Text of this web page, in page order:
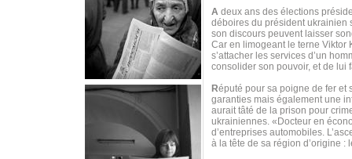
A deux ans des élections
déboires du président ukrainien
son discours peuvent laisser
Car en limogeant le terne Viktor
s’attacher les services d’un
consolider son pouvoir, et de lui
Réputé pour sa poigne de fer et
garanties mais également une
aurait tâté de la prison pour
ukrainiennes. «Docteur en
d’entreprises automobiles.
à la tête de sa région d’origine :